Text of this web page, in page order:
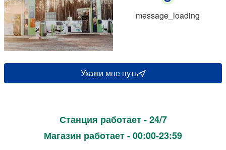
Станция работает - 24/7
Магазин работает - 00:00-23:59
message_loading
Укажи мне путь